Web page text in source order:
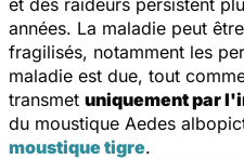
années. La maladie peut
fragilisés, notamment les
maladie est due, tout
transmet uniquement par
du moustique Aedes
moustique tigre.